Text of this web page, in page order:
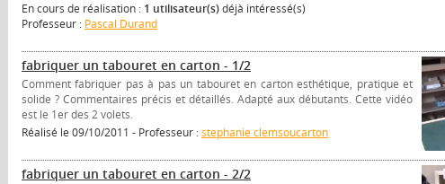
En cours de réalisation : 1 utilisateur(s)déjà intéressé(s)
Professeur : Pascal Durand
fabriquer un tabouret en carton - 1/2
Comment fabriquer pas à pas un tabouret en carton esthétique, pratique et
solide ? Commentaires précis et détaillés. Adapté aux débutants. Cette vidéo
est le 1er des 2 volets.
Réalisé le 09/10/2011 - Professeur :stephanie clemsoucarton
fabriquer un tabouret en carton - 2/2